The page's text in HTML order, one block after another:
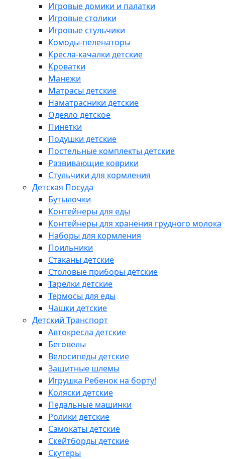
Игровые домики и палатки
Игровые столики
Игровые стульчики
Комоды-пеленаторы
Кресла-качалки детские
Кроватки
Манежи
Матрасы детские
Наматрасники детские
Одеяло детское
Пинетки
Подушки детские
Постельные комплекты детские
Развивающие коврики
Стульчики для кормления
Детская Посуда
Бутылочки
Контейнеры для еды
Контейнеры для хранения грудного молока
Наборы для кормления
Поильники
Стаканы детские
Столовые приборы детские
Тарелки детские
Термосы для еды
Чашки детские
Детский Транспорт
Автокресла детские
Беговелы
Велосипеды детские
Защитные шлемы
Игрушка Ребенок на борту!
Коляски детские
Педальные машинки
Ролики детские
Самокаты детские
Скейтборды детские
Скутеры